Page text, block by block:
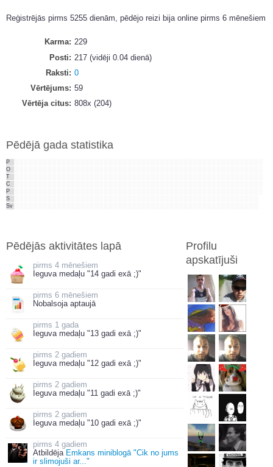
Reģistrējās pirms 5255 dienām, pēdējo reizi bija online pirms 6 mēnešiem
Karma
229
Posti
217 (vidēji 0.04 dienā)
Raksti
0
Vērtējums
59
Vērtēja citus
808x (204)
Pēdējā gada statistika
P
O
T
C
P
S
Sv
Pēdējās aktivitātes lapā
4 mēnešiem
Ieguva medaļu "14 gadi exā ;)"
6 mēnešiem
Nobalsoja aptaujā
1 gada
Ieguva medaļu "13 gadi exā ;)"
2 gadiem
Ieguva medaļu "12 gadi exā ;)"
2 gadiem
Ieguva medaļu "11 gadi exā ;)"
2 gadiem
Ieguva medaļu "10 gadi exā ;)"
4 gadiem
Atbildēja Emkans miniblogā "Cik no jums
ir slimojuši ar..."
Profilu
apskatījuši